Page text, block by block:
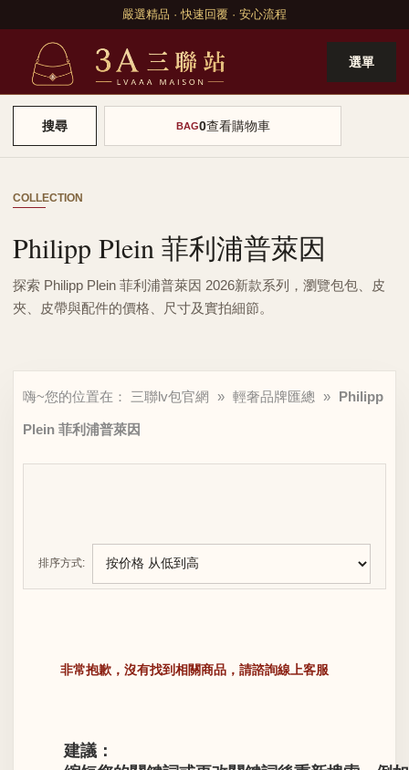
嚴選精品 · 快速回覆 · 安心流程
選單
搜尋 BAG0查看購物車
COLLECTION
Philipp Plein 菲利浦普萊因
探索 Philipp Plein 菲利浦普萊因 2026新款系列，瀏覽包包、皮
夾、皮帶與配件的價格、尺寸及實拍細節。
嗨~您的位置在： 三聯lv包官網 » 輕奢品牌匯總 » Philipp
Plein 菲利浦普萊因
排序方式:
非常抱歉，沒有找到相關商品，請諮詢線上客服
建議：